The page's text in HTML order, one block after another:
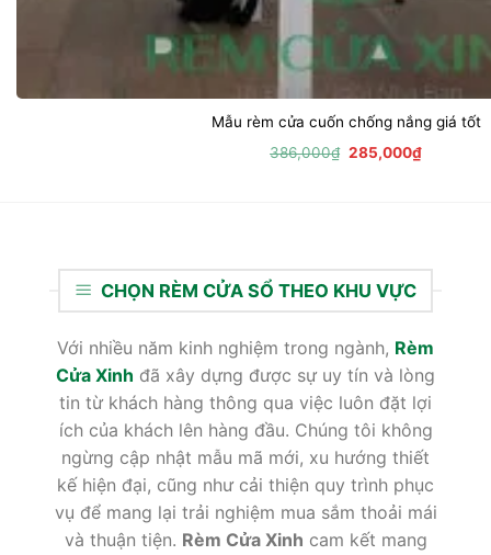
Mẫu rèm cửa cuốn chống nắng giá tốt
386,000₫ Giá
285,000₫Giá
CHỌN RÈM CỬA SỔ THEO KHU VỰC
Với nhiều năm kinh nghiệm trong ngành, Rèm
Cửa Xinh đã xây dựng được sự uy tín và lòng
tin từ khách hàng thông qua việc luôn đặt lợi
ích của khách lên hàng đầu. Chúng tôi không
ngừng cập nhật mẫu mã mới, xu hướng thiết
kế hiện đại, cũng như cải thiện quy trình phục
vụ để mang lại trải nghiệm mua sắm thoải mái
và thuận tiện. Rèm Cửa Xinh cam kết mang